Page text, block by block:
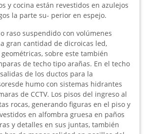
y cocina están revestidos en azulejos
la parte su- perior en espejo.
raso suspendido con volúmenes
gran cantidad de dicroicas led,
sobre este también
de techo tipo arañas. En el techo
de los ductos para la
humo con sistemas hidrantes
de CCTV. Los pisos del ingreso al
rocas, generando figuras en el piso y
en alfombra gruesa en paños
y detalles en sus juntas, también